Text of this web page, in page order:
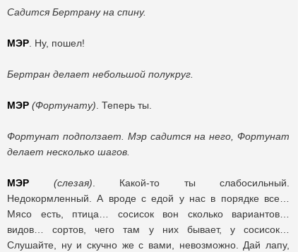
Садится Бертрану на спину.
МЭР . Ну, пошел!
Бертран делает небольшой полукруг.
МЭР (Фортунату) . Теперь ты.
Фортунат подползает. Мэр садится на него, Фортунат
делает несколько шагов.
МЭР (слезая) . Какой-то ты слабосильный.
Недокормленный. А вроде с едой у нас в порядке все…
Мясо есть, птица… сосисок вон сколько вариантов…
видов… сортов, чего там у них бывает, у сосисок…
Слушайте, ну и скучно же с вами, невозможно. Дай лапу,